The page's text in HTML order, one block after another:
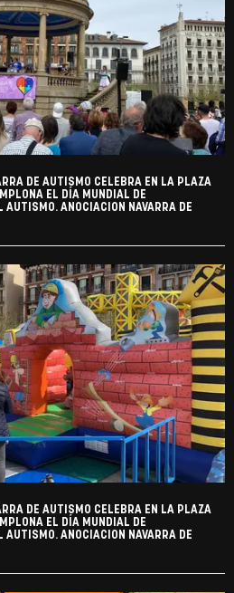
DE AUTISMO CELEBRA EN LA PLAZA
EL DÍA MUNDIAL DE
AUTISMO. ANOCIACION NAVARRA DE
DE AUTISMO CELEBRA EN LA PLAZA
EL DÍA MUNDIAL DE
AUTISMO. ANOCIACION NAVARRA DE